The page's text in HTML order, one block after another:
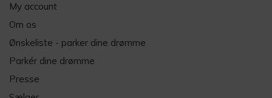
My account
Om os
Ønskeliste - parker dine drømme
Parkér dine drømme
Presse